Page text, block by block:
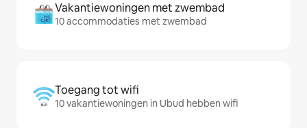
Vakantiewoningen met zwembad
10 accommodaties met zwembad
Toegang tot wifi
10 vakantiewoningen in Ubud hebben wifi